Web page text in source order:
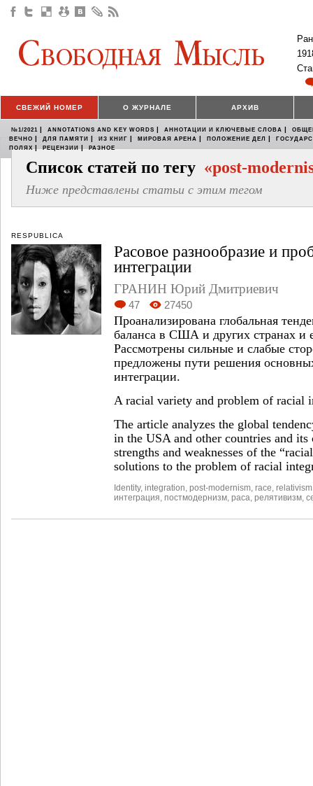
СВЕЖИЙ НОМЕР О ЖУРНАЛЕ АРХИВ
№1/2021 | ANNOTATIONS AND KEY WORDS | АННОТАЦИИ И КЛЮЧЕВЫЕ СЛОВА |
ВЕЧНО | ДЛЯ ПАМЯТИ | ИЗ КНИГ | МИРОВАЯ АРЕНА | ПОЛОЖЕНИЕ ДЕЛ |
ПОЛЯХ | РЕЦЕНЗИИ | РАЗНОЕ
Список статей по тегу «post-
Ниже представлены статьи с этим тегом
RESPUBLICA
Расовое разнообразие и
интеграции
ГРАНИН Юрий Дмитриевич
47 27450
Проанализирована глобальная
баланса в США и других странах и
Рассмотрены сильные и слабые
предложены пути решения
интеграции.
A racial variety and problem of racial
The article analyzes the global
in the USA and other countries and its
strengths and weaknesses of the
solutions to the problem of racial
Identity, integration post-modernism race relativism
интеграция постмодернизм раса релятивизм